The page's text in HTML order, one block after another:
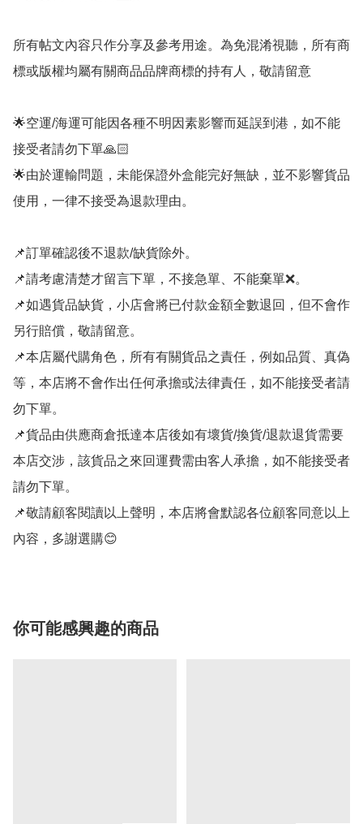
所有帖文內容只作分享及參考用途。為免混淆視聽，所有商
標或版權均屬有關商品品牌商標的持有人，敬請留意
🌟空運/海運可能因各種不明因素影響而延誤到港，如不能
接受者請勿下單🙏🏻
🌟由於運輸問題，未能保證外盒能完好無缺，並不影響貨品
使用，一律不接受為退款理由。
📌訂單確認後不退款/缺貨除外。
📌請考慮清楚才留言下單，不接急單、不能棄單❌。
📌如遇貨品缺貨，小店會將已付款金額全數退回，但不會作
另行賠償，敬請留意。
📌本店屬代購角色，所有有關貨品之責任，例如品質、真偽
等，本店將不會作出任何承擔或法律責任，如不能接受者請
勿下單。
📌貨品由供應商倉抵達本店後如有壞貨/換貨/退款退貨需要
本店交涉，該貨品之來回運費需由客人承擔，如不能接受者
請勿下單。
📌敬請顧客閱讀以上聲明，本店將會默認各位顧客同意以上
內容，多謝選購😊
你可能感興趣的商品